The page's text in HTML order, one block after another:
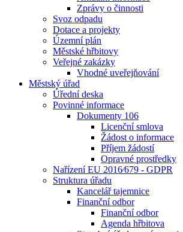
Zprávy o činnosti
Svoz odpadu
Dotace a projekty
Územní plán
Městské hřbitovy
Veřejné zakázky
Vhodné uveřejňování
Městský úřad
Úřední deska
Povinné informace
Dokumenty 106
Licenční smlova
Žádost o informace
Příjem žádostí
Opravné prostředky
Nařízení EU 2016⁄679 - GDPR
Struktura úřadu
Kancelář tajemnice
Finanční odbor
Finanční odbor
Agenda hřbitova